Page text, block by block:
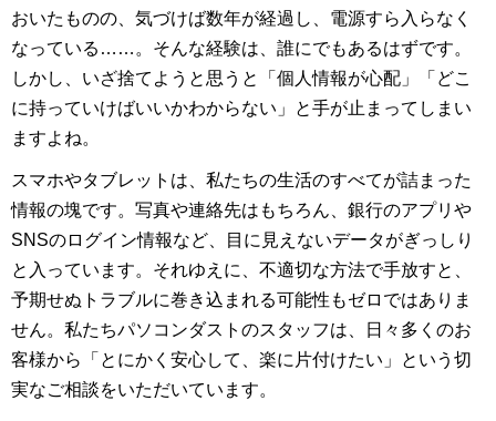
おいたものの、気づけば数年が経過し、電源すら入らなく
なっている……。そんな経験は、誰にでもあるはずです。
しかし、いざ捨てようと思うと「個人情報が心配」「どこ
に持っていけばいいかわからない」と手が止まってしまい
ますよね。
スマホやタブレットは、私たちの生活のすべてが詰まった
情報の塊です。写真や連絡先はもちろん、銀行のアプリや
SNSのログイン情報など、目に見えないデータがぎっしり
と入っています。それゆえに、不適切な方法で手放すと、
予期せぬトラブルに巻き込まれる可能性もゼロではありま
せん。私たちパソコンダストのスタッフは、日々多くのお
客様から「とにかく安心して、楽に片付けたい」という切
実なご相談をいただいています。